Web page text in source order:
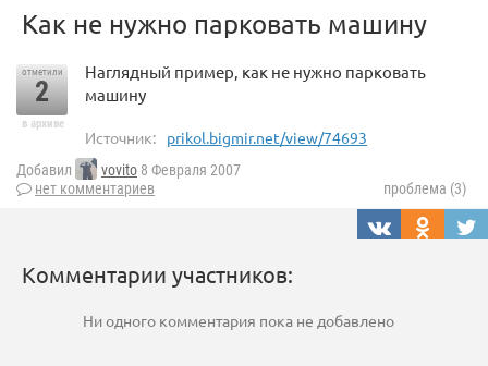
Как не нужно парковать машину
отметили
2
в архиве
Наглядный пример, как не нужно парковать
машину
Источник: prikol.bigmir.net/view/74693
Добавил vovito 8 Февраля 2007
нет комментариев
проблема (3)
Комментарии участников:
Ни одного комментария пока не добавлено